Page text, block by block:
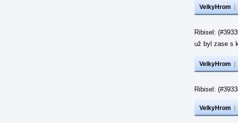
VelkyHrom
Ribisel:
už byl zase s
VelkyHrom
Ribisel:
VelkyHrom